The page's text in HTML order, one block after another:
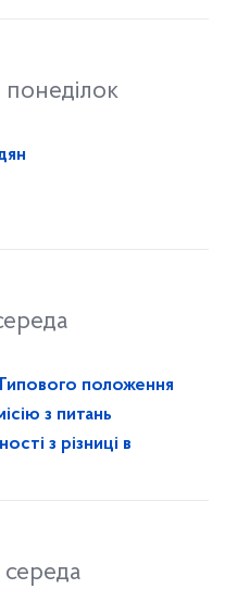
понеділок
положення
з питань
з різниці в
середа